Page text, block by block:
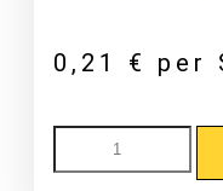
0,21 € per
50/250